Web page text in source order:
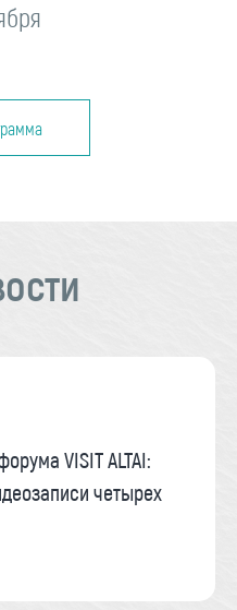
VISIT ALTAI:
четырех